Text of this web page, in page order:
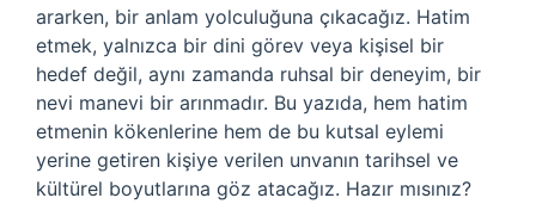
ararken, bir anlam yolculuğuna çıkacağız. Hatim
etmek, yalnızca bir dini görev veya kişisel bir
hedef değil, aynı zamanda ruhsal bir deneyim, bir
nevi manevi bir arınmadır. Bu yazıda, hem hatim
etmenin kökenlerine hem de bu kutsal eylemi
yerine getiren kişiye verilen unvanın tarihsel ve
kültürel boyutlarına göz atacağız. Hazır mısınız?